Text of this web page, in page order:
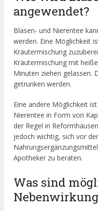
angewendet?
Blasen- und Nierentee
werden. Eine Möglichkeit
Kräutermischung
Kräutermischung mit
Minuten ziehen gelassen.
getrunken werden.
Eine andere Möglichkeit
Nierentee in Form von
der Regel in
jedoch wichtig, sich vor
Apotheker zu beraten.
Was sind